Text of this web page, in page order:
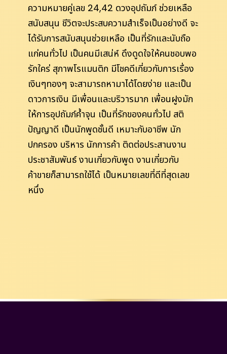
ความหมายคู่เลข 24,42 ดวงอุปถัมภ์ ช่วยเหลือ
สนับสนุน ชีวิตจะประสบความสำเร็จเป็นอย่างดี จะ
ได้รับการสนับสนุนช่วยเหลือ เป็นที่รักและนับถือ
แก่คนทั่วไป เป็นคนมีเสน่ห์ ดึงดูดใจให้คนชอบพอ
รักใคร่ สุภาพโรแมนติก มีโชคดีเกี่ยวกับการเรื่อง
เงินๆทองๆ จะสามารถหามาได้โดยง่าย และเป็น
ดาวการเงิน มีเพื่อนและบริวารมาก เพื่อนฝูงมัก
ให้การอุปถัมภ์ค้ำจุน เป็นที่รักของคนทั่วไป สติ
ปัญญาดี เป็นนักพูดชั้นดี เหมาะกับอาชีพ นัก
ปกครอง บริหาร นักการค้า ติดต่อประสานงาน
ประชาสัมพันธ์ งานเกี่ยวกับพูด งานเกี่ยวกับ
ค้าขายก็สามารถใช้ได้ เป็นหมายเลขที่ดีที่สุดเลข
หนึ่ง